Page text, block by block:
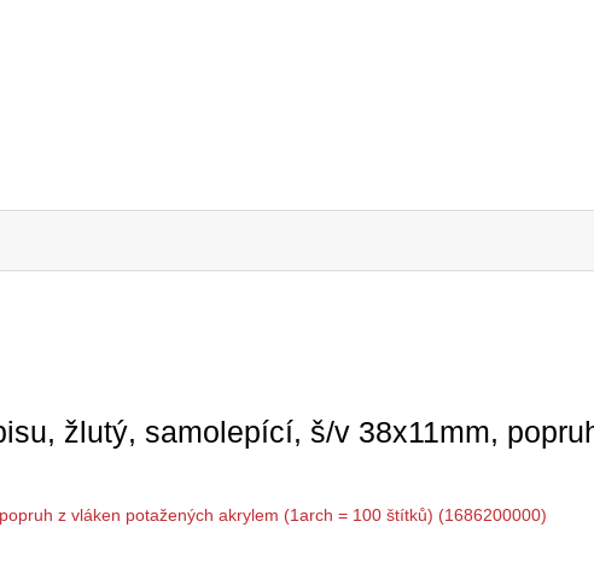
žlutý, samolepící, š/v 38x11mm,